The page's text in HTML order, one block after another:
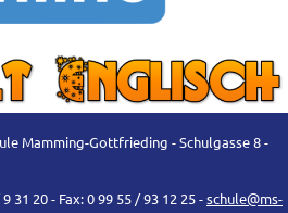
Mamming-Gottfrieding - Schulgasse 8 -
31 20 - Fax: 0 99 55 / 93 12 25 -schule@ms-